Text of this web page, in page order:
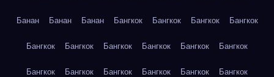
Банан Банан Банан Бангкок Бангкок Бангкок Бангкок
Бангкок Бангкок Бангкок Бангкок Бангкок Бангкок
Бангкок Бангкок Бангкок Бангкок Бангкок Бангкок